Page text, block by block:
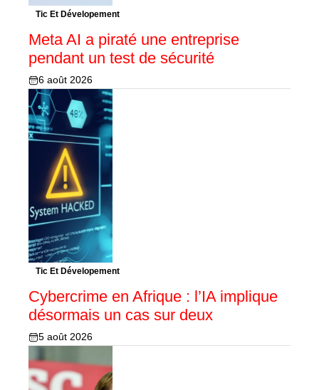
Tic Et Dévelopement
Meta AI a piraté une entreprise
pendant un test de sécurité
6 août 2026
Tic Et Dévelopement
Cybercrime en Afrique : l’IA implique
désormais un cas sur deux
5 août 2026